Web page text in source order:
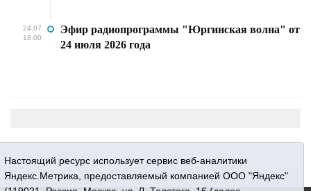
24.07
18:00
Эфир радиопрограммы "Юргинская волна" от
24 июля 2026 года
Настоящий ресурс использует сервис веб-аналитики
Яндекс.Метрика, предоставляемый компанией ООО "Яндекс"